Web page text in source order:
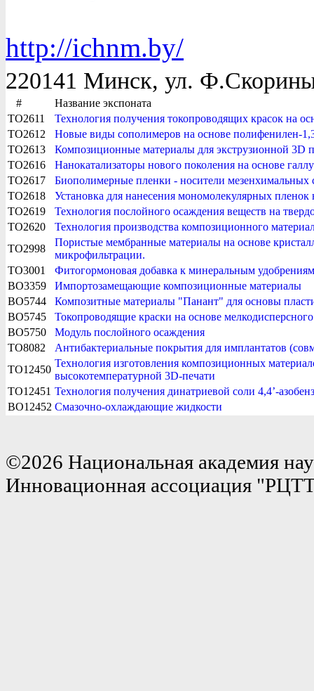
http://ichnm.by/
220141 Минск, ул.
#
Название экспоната
TO2611
Технология получения токопроводящих красок на
TO2612
Новые виды сополимеров на основе полифенилен-
TO2613
Композиционные материалы для экструзионной 3D
TO2616
Нанокатализаторы нового поколения на основе
TO2617
Биополимерные пленки - носители мезенхимальных
TO2618
Установка для нанесения мономолекулярных пленок
TO2619
Технология послойного осаждения веществ на
TO2620
Технология производства композиционного
TO2998
Пористые мембранные материалы на основе
микрофильтрации.
TO3001
Фитогормоновая добавка к минеральным
BO3359
Импортозамещающие композиционные материалы
BO5744
Композитные материалы "Панант" для основы
BO5745
Токопроводящие краски на основе
BO5750
Модуль послойного осаждения
TO8082
Антибактериальные покрытия для имплантатов
TO12450
Технология изготовления композиционных
высокотемпературной 3D-печати
TO12451 Технология получения динатриевой соли 4,4’-
BO12452 Смазочно-охлаждающие жидкости
©2026 Национальная академия
Инновационная ассоциация